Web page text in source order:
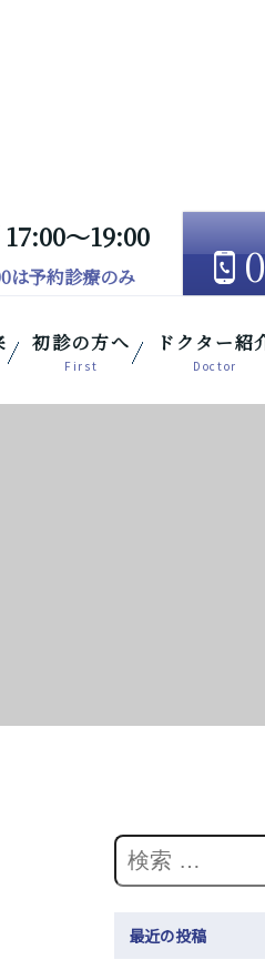
～19:00
は予約診療のみ
初診の方へ ドクター紹
最近の投稿